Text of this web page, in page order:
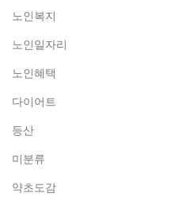
노인복지
노인일자리
노인혜택
다이어트
등산
미분류
약초도감